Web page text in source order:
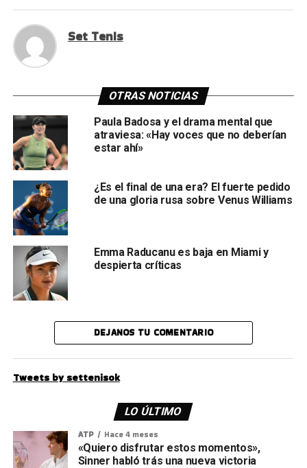
Set Tenis
OTRAS NOTICIAS
Paula Badosa y el drama mental que
atraviesa: «Hay voces que no deberían
estar ahí»
¿Es el final de una era? El fuerte pedido
de una gloria rusa sobre Venus Williams
Emma Raducanu es baja en Miami y
despierta críticas
DEJANOS TU COMENTARIO
Tweets by settenisok
LO ÚLTIMO
ATP Hace 4 meses
«Quiero disfrutar estos momentos»,
Sinner habló trás una nueva victoria